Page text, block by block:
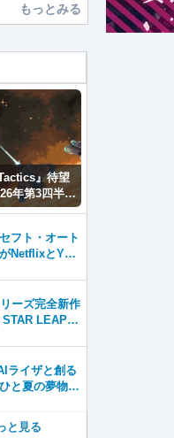
もっとみる
』待望
年第3四半期
フト・オート
NetflixとYou
ーズ完全新作
STAR LEAP』
ライザと創る
と夏の夢物
にない新鮮な
と見る